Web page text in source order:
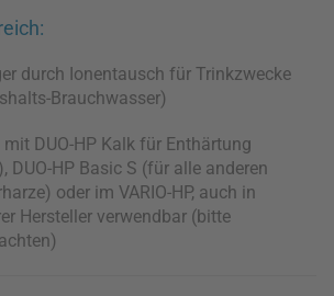
durch Ionentausch für Trinkzwecke
Brauchwasser)
DUO-HP Kalk für Enthärtung
DUO-HP Basic S (für alle anderen
oder im VARIO-HP, auch in
Hersteller verwendbar (bitte